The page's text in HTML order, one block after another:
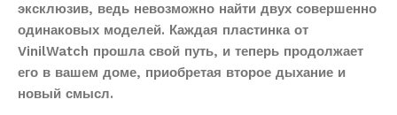
эксклюзив, ведь невозможно найти двух совершенно
одинаковых моделей. Каждая пластинка от
VinilWatch прошла свой путь, и теперь продолжает
его в вашем доме, приобретая второе дыхание и
новый смысл.